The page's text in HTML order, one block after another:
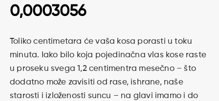
0,0003056
Toliko centimetara će vaša kosa porasti u toku
minuta. Iako bilo koja pojedinačna vlas kose raste
u proseku svega 1,2 centimentra mesečno – što
dodatno može zavisiti od rase, ishrane, naše
starosti i izloženosti suncu – na glavi imamo i do